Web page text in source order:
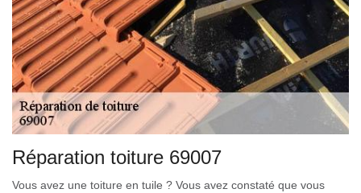
Réparation toiture 69007
Vous avez une toiture en tuile ? Vous avez constaté que vous